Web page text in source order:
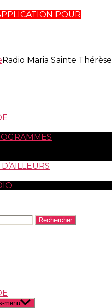
POUR
Radio Maria Sainte Thérèse
menu